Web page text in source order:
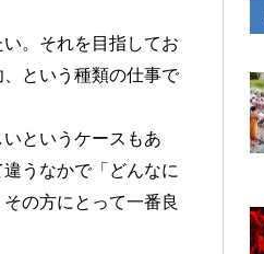
。それを目指してお
という種類の仕事で
というケースもあ
うなかで「どんなに
の方にとって一番良